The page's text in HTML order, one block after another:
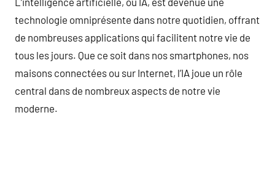
technologie omniprésente dans notre quotidien, offrant
de nombreuses applications qui facilitent notre vie de
tous les jours. Que ce soit dans nos smartphones, nos
maisons connectées ou sur Internet, l’IA joue un rôle
central dans de nombreux aspects de notre vie
moderne.